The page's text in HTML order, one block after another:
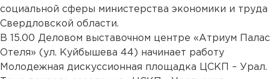
социальной сферы министерства экономики и труда
Свердловской области.
В 15.00 Деловом выставочном центре «Атриум Палас
Отеля» (ул. Куйбышева 44) начинает работу
Молодежная дискуссионная площадка ЦСКП – Урал.